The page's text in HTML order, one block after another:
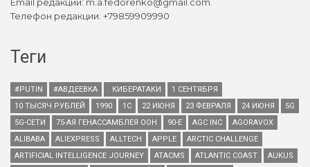
Телефон редакции: +79859909990
Теги
#PUTIN #АВДЕЕВКА . КИБЕРАТАКИ
1 СЕНТЯБРЯ
10 ТЫСЯЧ РУБЛЕЙ
1990 1С 22 ИЮНЯ 23 ФЕВРАЛЯ 24 ИЮНЯ
5G
5G-СЕТИ
75-АЯ ГЕНАССАМБЛЕЯ ООН 90-Е AGC INC
AGORAVOX
ALIBABA
ALIEXPRESS ALLTECH APPLE
ARCTIC CHALLENGE
ARTIFICIAL INTELLIGENCE JOURNEY
ATACMS ATLANTIC COAST
AUKUS